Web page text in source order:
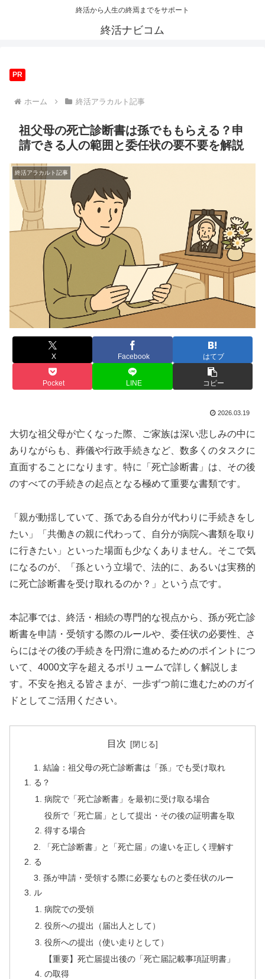
終活から人生の終焉までをサポート
終活ナビコム
PR
ホーム 終活アラカルト記事
祖父母の死亡診断書は孫でももらえる？申
請できる人の範囲と委任状の要不要を解説
終活アラカルト記事
X Facebook はてブ
Pocket LINE コピー
2026.03.19
大切な祖父母が亡くなった際、ご家族は深い悲しみの中に
ありながらも、葬儀や行政手続きなど、数多くのタスクに
直面することになります。特に「死亡診断書」は、その後
のすべての手続きの起点となる極めて重要な書類です。
「親が動揺していて、孫である自分が代わりに手続きをし
たい」「共働きの親に代わって、自分が病院へ書類を取り
に行きたい」といった場面も少なくありません。そこで気
になるのが、「孫という立場で、法的に、あるいは実務的
に死亡診断書を受け取れるのか？」という点です。
本記事では、終活・相続の専門的な視点から、孫が死亡診
断書を申請・受領する際のルールや、委任状の必要性、さ
らにはその後の手続きを円滑に進めるためのポイントにつ
いて、4000文字を超えるボリュームで詳しく解説しま
す。不安を抱える皆さまが、一歩ずつ前に進むためのガイ
ドとしてご活用ください。
目次
1. 結論：祖父母の死亡診断書は「孫」でも受け取れ
る？
病院で「死亡診断書」を最初に受け取る場合
役所で「死亡届」として提出・その後の証明書を取
得する場合
2. 「死亡診断書」と「死亡届」の違いを正しく理解す
る
3. 孫が申請・受領する際に必要なものと委任状のルー
ル
病院での受領
役所への提出（届出人として）
役所への提出（使い走りとして）
【重要】死亡届提出後の「死亡届記載事項証明書」
の取得